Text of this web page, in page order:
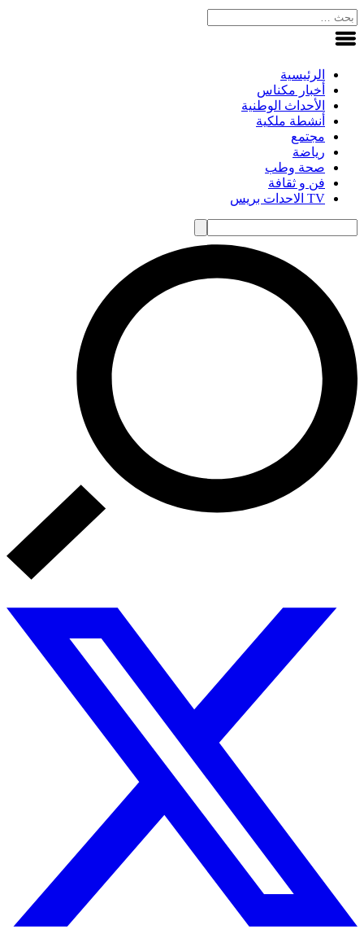
الرئيسية
أخبار مكناس
الأحداث الوطنية
أنشطة ملكية
مجتمع
رياضة
صحة وطب
فن و ثقافة
TV الاحدات بريس